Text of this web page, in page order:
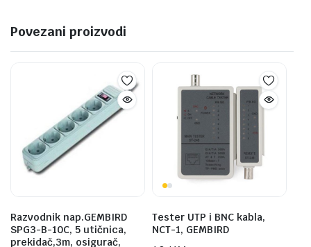
Povezani proizvodi
Razvodnik nap.GEMBIRD
SPG3-B-10C, 5 utičnica,
prekidač,3m, osigurač,
Tester UTP i BNC kabla,
NCT-1, GEMBIRD